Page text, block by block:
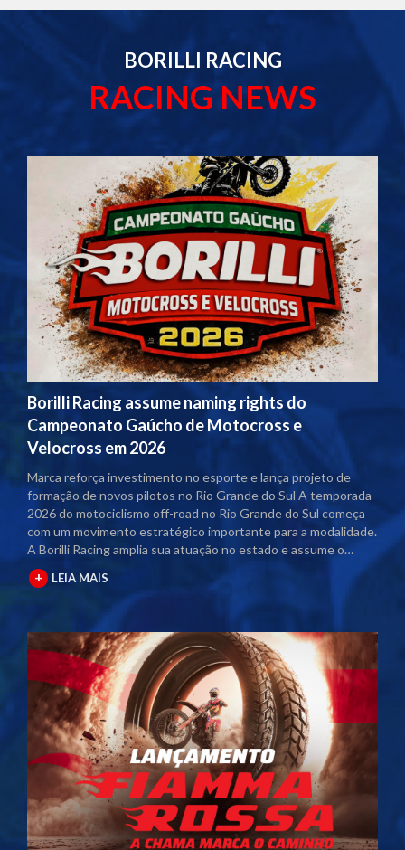
BORILLI RACING
RACING NEWS
Borilli Racing assume naming rights do
Campeonato Gaúcho de Motocross e
Velocross em 2026
Marca reforça investimento no esporte e lança projeto de
formação de novos pilotos no Rio Grande do Sul A temporada
2026 do motociclismo off-road no Rio Grande do Sul começa
com um movimento estratégico importante para a modalidade.
A Borilli Racing amplia sua atuação no estado e assume o
naming rights dos principais campeonatos regionais. Com o
acordo firmado junto à Federação Gaúcha de Motociclismo
(FGM), as competições passam a contar com a marca no título
oficial. A partir desta temporada, os eventos serão
denominados Campeonato Gaúcho Borilli Racing de
Motocross e Campeonato Gaúcho Borilli Racing de Velocross.
A parceria fortalece o calendário estadual e eleva o nível das
competições. Além disso, amplia a estrutura dos eventos e
gera mais visibilidade para pilotos, equipes e patrocinadores
envolvidos. Borilli amplia protagonismo no motociclismo
gaúcho A Borilli Racing já possui uma trajetória consolidada
dentro do Campeonato Gaúcho. A marca apoia a modalidade
há cerca de uma década e, em 2026, dá um passo além ao
assumir a posição de patrocinadora máster. O novo momento
reforça o compromisso da empresa com o desenvolvimento do
esporte. A atuação direta nos campeonatos posiciona a Borilli
+ LEIA MAIS